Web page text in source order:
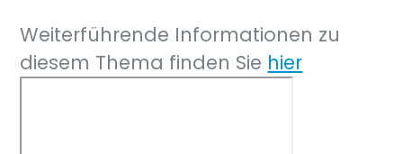
Weiterführende Informationen zu
diesem Thema finden Sie hier